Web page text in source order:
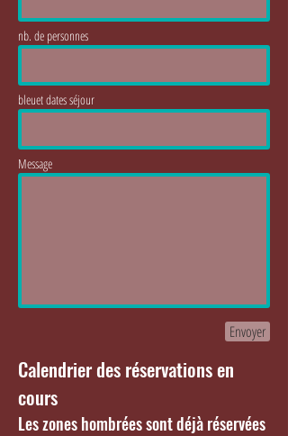
nb. de personnes
bleuet dates séjour
Message
Envoyer
Calendrier des réservations en
cours
Les zones hombrées sont déjà réservées